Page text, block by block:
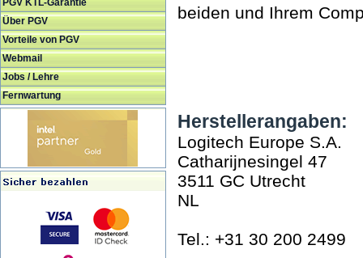
PGV KTL-Garantie
Über PGV
Vorteile von PGV
Webmail
Jobs / Lehre
Fernwartung
beiden und Ihrem
Herstellerangaben:
Logitech Europe S.A.
Catharijnesingel 47
3511 GC Utrecht
NL
Tel.: +31 30 200 2499